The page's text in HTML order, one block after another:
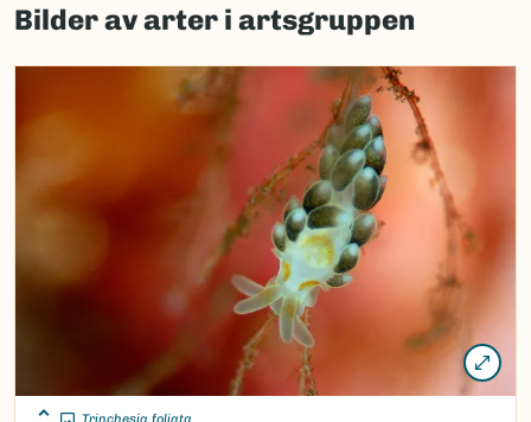
load
map.
Bilder av arter i artsgruppen